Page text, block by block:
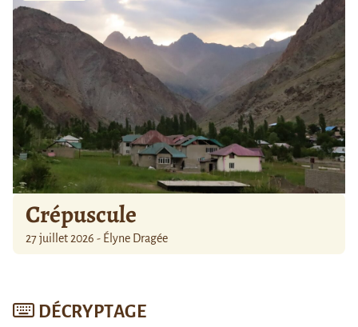
Crépuscule
27 juillet 2026 - Élyne Dragée
DÉCRYPTAGE